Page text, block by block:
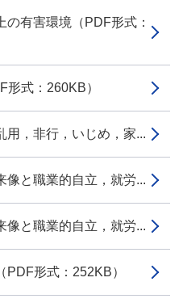
有害環境（PDF形式：
式：260KB）
，非行，いじめ，家...
と職業的自立，就労...
と職業的自立，就労...
形式：252KB）